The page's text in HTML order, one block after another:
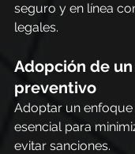
seguro y en línea
legales.
Adopción de
preventivo
Adoptar un
esencial para
evitar sanciones.